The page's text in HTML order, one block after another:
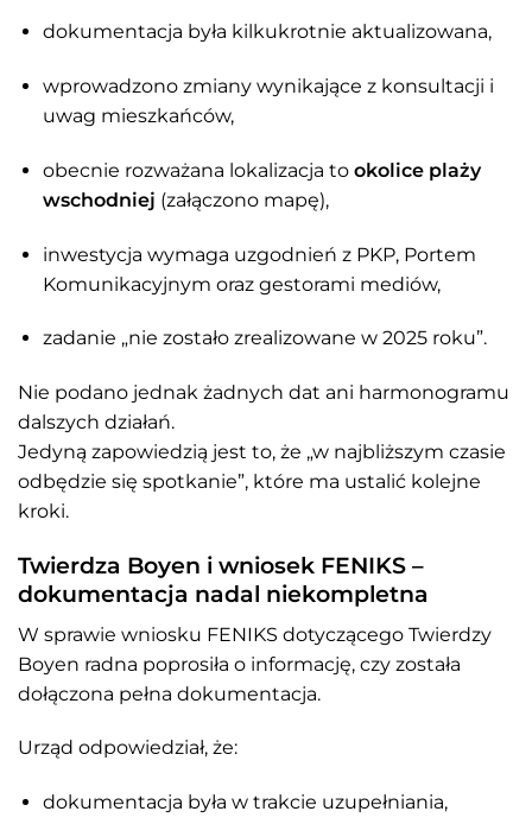
dokumentacja była kilkukrotnie aktualizowana,
wprowadzono zmiany wynikające z konsultacji i
uwag mieszkańców,
obecnie rozważana lokalizacja to okolice plaży
wschodniej (załączono mapę),
inwestycja wymaga uzgodnień z PKP, Portem
Komunikacyjnym oraz gestorami mediów,
zadanie „nie zostało zrealizowane w 2025 roku”.
Nie podano jednak żadnych dat ani harmonogramu
dalszych działań.
Jedyną zapowiedzią jest to, że „w najbliższym czasie
odbędzie się spotkanie”, które ma ustalić kolejne
kroki.
Twierdza Boyen i wniosek FENIKS –
dokumentacja nadal niekompletna
W sprawie wniosku FENIKS dotyczącego Twierdzy
Boyen radna poprosiła o informację, czy została
dołączona pełna dokumentacja.
Urząd odpowiedział, że:
dokumentacja była w trakcie uzupełniania,